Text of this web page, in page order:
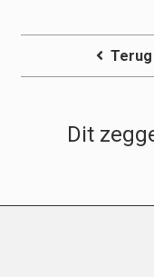
Dit